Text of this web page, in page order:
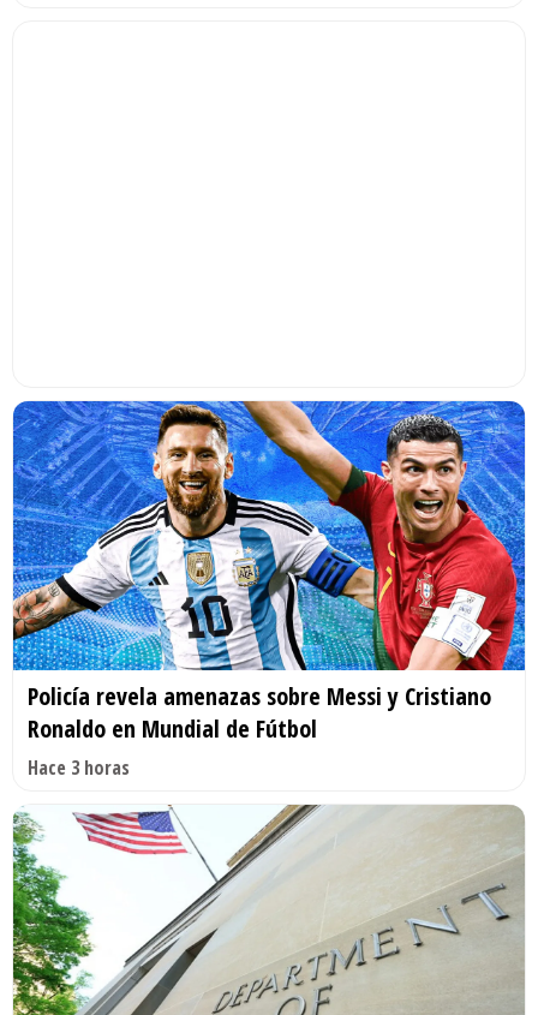
Policía revela amenazas sobre Messi y Cristiano
Ronaldo en Mundial de Fútbol
Hace 3 horas